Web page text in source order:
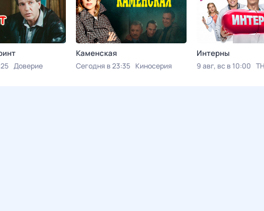
Доверие
Каменская
Сегодня в 23:35 Киносерия
Интерны
9 авг, вс в 10:00